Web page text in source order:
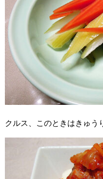
クルス、このときはきゅう